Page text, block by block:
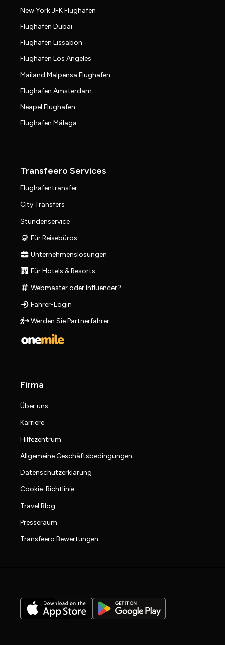
New York JFK Flughafen
Flughafen Dubai
Flughafen Lissabon
Flughafen Los Angeles
Mailand Malpensa Flughafen
Flughafen Amsterdam
Neapel Flughafen
Flughafen Málaga
Transfeero Services
Flughafentransfer
City Transfers
Stundenservice
Für Reisebüros
Unternehmenslösungen
Für Hotels & Resorts
Webmaster oder Influencer?
Fahrer-Login
Werden Sie Partnerfahrer
Firma
Über uns
Karriere
Hilfezentrum
Allgemeine Geschäftsbedingungen
Datenschutzerklärung
Cookie-Richtlinie
Travel Blog
Presseraum
Transfeero Bewertungen